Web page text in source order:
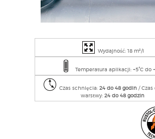
Wydajność: 18 m²/l